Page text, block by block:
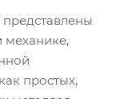
простых,